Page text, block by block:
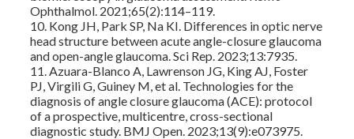
Ophthalmol. 2021;65(2):114–119.
10. Kong JH, Park SP, Na KI. Differences in optic nerve
head structure between acute angle-closure glaucoma
and open-angle glaucoma. Sci Rep. 2023;13:7935.
11. Azuara-Blanco A, Lawrenson JG, King AJ, Foster
PJ, Virgili G, Guiney M, et al. Technologies for the
diagnosis of angle closure glaucoma (ACE): protocol
of a prospective, multicentre, cross-sectional
diagnostic study. BMJ Open. 2023;13(9):e073975.